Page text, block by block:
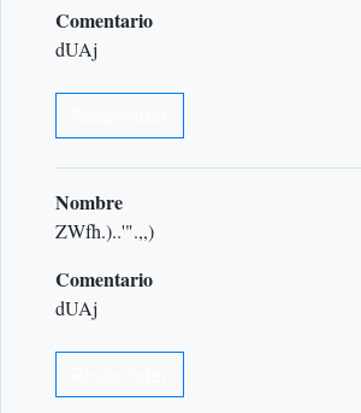
Comentario
dUAj
Nombre
ZWfh.)..'".,,)
Comentario
dUAj